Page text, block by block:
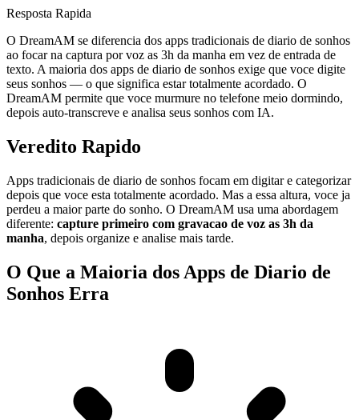
Resposta Rapida
O DreamAM se diferencia dos apps tradicionais de diario de sonhos
ao focar na captura por voz as 3h da manha em vez de entrada de
texto. A maioria dos apps de diario de sonhos exige que voce digite
seus sonhos — o que significa estar totalmente acordado. O
DreamAM permite que voce murmure no telefone meio dormindo,
depois auto-transcreve e analisa seus sonhos com IA.
Veredito Rapido
Apps tradicionais de diario de sonhos focam em digitar e categorizar
depois que voce esta totalmente acordado. Mas a essa altura, voce ja
perdeu a maior parte do sonho. O DreamAM usa uma abordagem
diferente: capture primeiro com gravacao de voz as 3h da
manha, depois organize e analise mais tarde.
O Que a Maioria dos Apps de Diario de
Sonhos Erra